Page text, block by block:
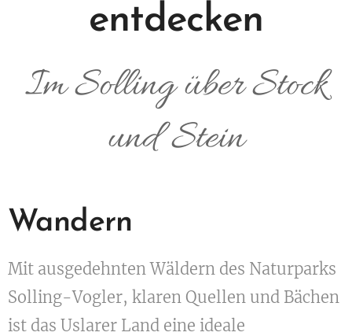
entdecken
Im Solling über Stock
und Stein
Wandern
Mit ausgedehnten Wäldern des Naturparks
Solling-Vogler, klaren Quellen und Bächen
ist das Uslarer Land eine ideale